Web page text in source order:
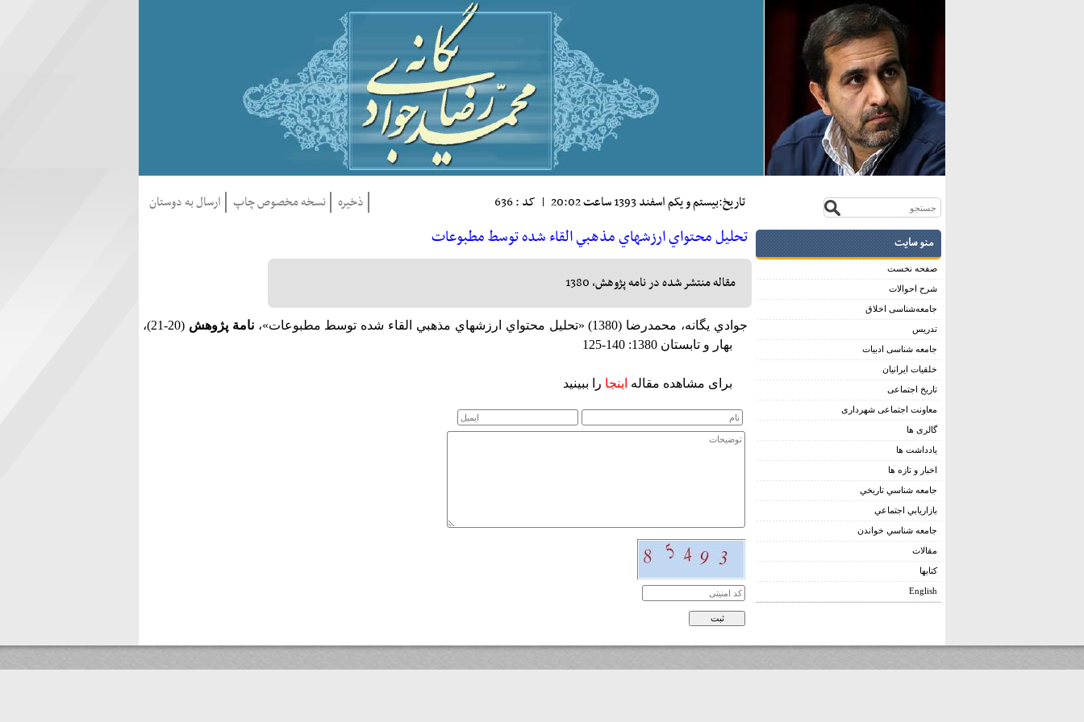
منو سایت
صفحه نخست
شرح احوالات
جامعه‌شناسی اخلاق
تدریس
جامعه شناسی ادبیات
خلقیات ایرانیان
تاریخ اجتماعی
معاونت اجتماعی شهرداری
گالری ها
يادداشت ها
اخبار و تازه ها
جامعه شناسي تاريخي
بازاريابي اجتماعي
جامعه شناسي خواندن
مقالات
کتابها
English
تاريخ:بيستم و يکم اسفند 1393 ساعت 20:02 | کد : 636 ذخيره نسخه مخصوص چاپ ارسال به دوستان
تحليل‌ محتواي‌ ارزشهاي‌ مذهبي‌ القاء شده‌ توسط‌ مطبوعات
مقاله منتشر شده در نامه پژوهش، 1380
جوادي يگانه، محمدرضا (1380) «تحليل‌ محتواي‌ ارزشهاي‌ مذهبي‌ القاء شده‌ توسط‌ مطبوعات»‌، نامة‌ پژوهش‌ (20-21)
،
بهار و تابستان‌ 1380: 140-125
برای مشاهده مقاله اینجا را ببینید